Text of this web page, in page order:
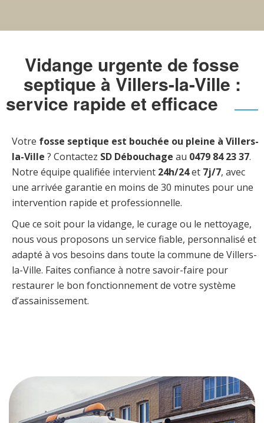
Vidange urgente de fosse
septique à Villers-la-Ville :
service rapide et efficace
Votre fosse septique est bouchée ou pleine à Villers-
la-Ville ? Contactez SD Débouchage au 0479 84 23 37.
Notre équipe qualifiée intervient 24h/24et 7j/7, avec
une arrivée garantie en moins de 30 minutes pour une
intervention rapide et professionnelle.
Que ce soit pour la vidange, le curage ou le nettoyage,
nous vous proposons un service fiable, personnalisé et
adapté à vos besoins dans toute la commune de Villers-
la-Ville. Faites confiance à notre savoir-faire pour
restaurer le bon fonctionnement de votre système
d’assainissement.